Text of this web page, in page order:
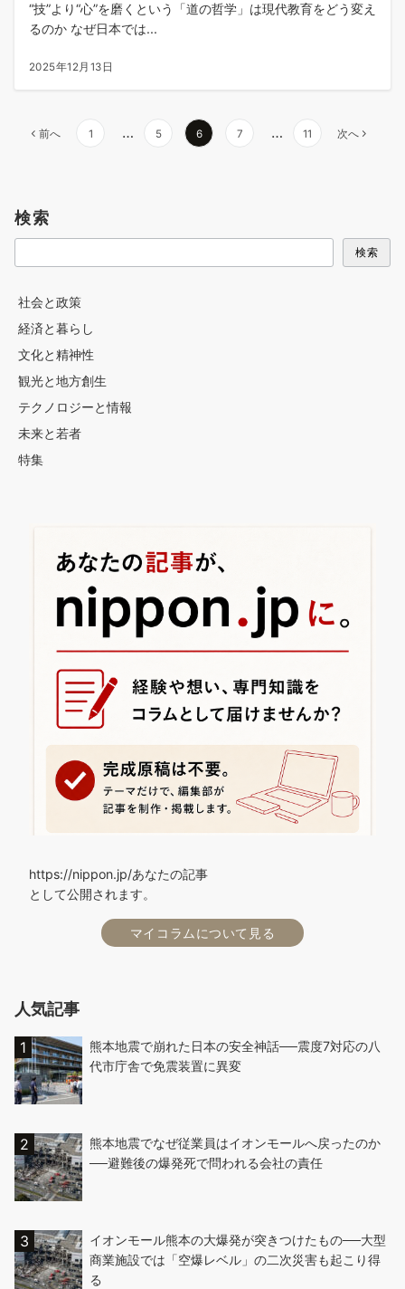
“技”より“心”を磨くという「道の哲学」は現代教育をどう変え
るのか なぜ日本では...
2025年12月13日
ー
ジ
送
前へ 1 … 5 6 7 … 11 次へ
検索
検索
社会と政策
経済と暮らし
文化と精神性
観光と地方創生
テクノロジーと情報
未来と若者
特集
https://nippon.jp/あなたの記事
として公開されます。
マイコラムについて見る
人気記事
熊本地震で崩れた日本の安全神話──震度7対応の八
代市庁舎で免震装置に異変
熊本地震でなぜ従業員はイオンモールへ戻ったのか
──避難後の爆発死で問われる会社の責任
イオンモール熊本の大爆発が突きつけたもの──大型
商業施設では「空爆レベル」の二次災害も起こり得
る